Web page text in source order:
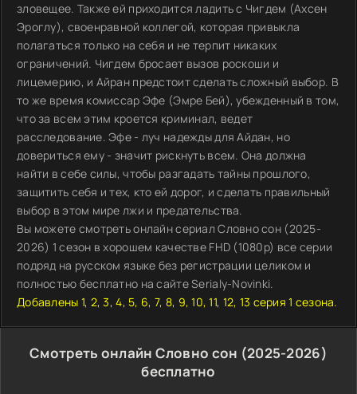
зловещее. Также ей приходится ладить с Чигдем (Ахсен
Эроглу), своенравной коллегой, которая привыкла
полагаться только на себя и не терпит никаких
ограничений. Чигдем бросает вызов роскоши и
лицемерию, и Айран предстоит сделать сложный выбор. В
то же время комиссар Эфе (Эмре Бей), убежденный в том,
что за всем этим кроется криминал, ведет
расследование. Эфе - луч надежды для Айдан, но
довериться ему - значит рискнуть всем. Она должна
найти в себе силы, чтобы разгадать тайны прошлого,
защитить себя и тех, кто ей дорог, и сделать правильный
выбор в этом мире лжи и предательства.
Вы можете смотреть онлайн сериал Словно сон (2025-
2026) 1 сезон в хорошем качестве FHD (1080p) все серии
подряд на русском языке без регистрации целиком и
полностью бесплатно на сайте Serialy-Novinki.
Добавлены 1, 2, 3, 4, 5, 6, 7, 8, 9, 10, 11, 12, 13 серия 1 сезона.
Смотреть онлайн Словно сон (2025-2026)
бесплатно